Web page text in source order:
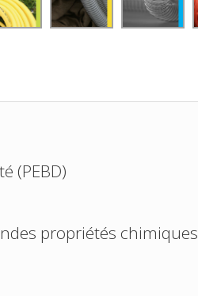
(PEBD)
propriétés chimiques